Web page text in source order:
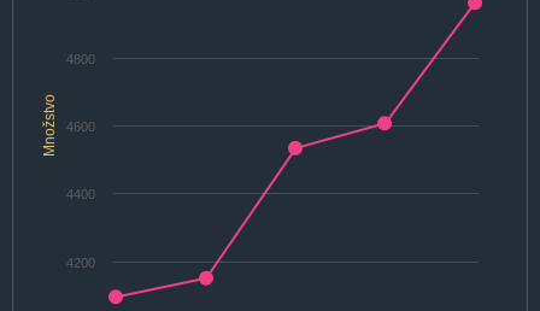
Množstvo
4200
4400
4600
4800